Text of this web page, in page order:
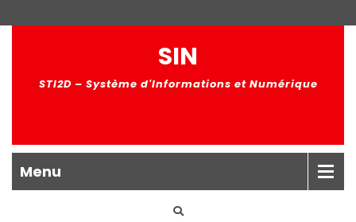
SIN
STI2D – Système d'Informations et Numérique
Menu